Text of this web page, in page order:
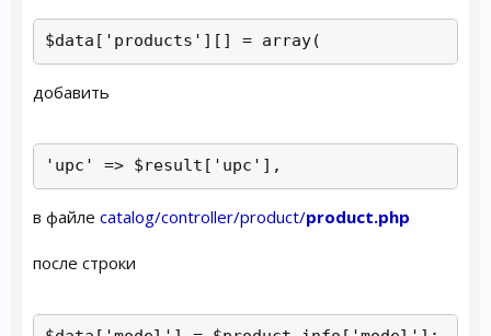
$data['products'][] = array(
добавить
'upc' => $result['upc'],
в файле catalog/controller/product/product.php
после строки